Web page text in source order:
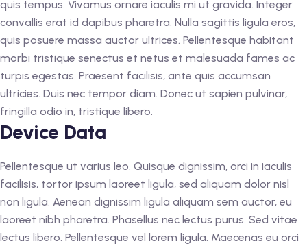
quis tempus. Vivamus ornare iaculis mi ut gravida. Integer
convallis erat id dapibus pharetra. Nulla sagittis ligula eros,
quis posuere massa auctor ultrices. Pellentesque habitant
morbi tristique senectus et netus et malesuada fames ac
turpis egestas. Praesent facilisis, ante quis accumsan
ultricies. Duis nec tempor diam. Donec ut sapien pulvinar,
fringilla odio in, tristique libero.
Device Data
Pellentesque ut varius leo. Quisque dignissim, orci in iaculis
facilisis, tortor ipsum laoreet ligula, sed aliquam dolor nisl
non ligula. Aenean dignissim ligula aliquam sem auctor, eu
laoreet nibh pharetra. Phasellus nec lectus purus. Sed vitae
lectus libero. Pellentesque vel lorem ligula. Maecenas eu orci